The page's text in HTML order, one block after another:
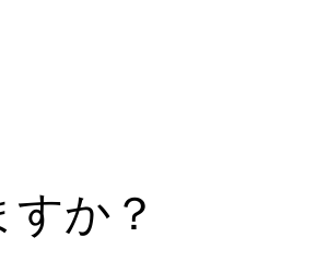
か？